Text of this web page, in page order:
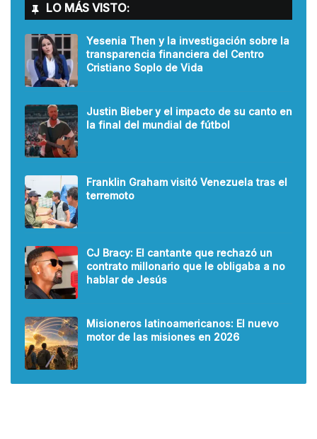
LO MÁS VISTO:
Yesenia Then y la investigación sobre la
transparencia financiera del Centro
Cristiano Soplo de Vida
Justin Bieber y el impacto de su canto en
la final del mundial de fútbol
Franklin Graham visitó Venezuela tras el
terremoto
CJ Bracy: El cantante que rechazó un
contrato millonario que le obligaba a no
hablar de Jesús
Misioneros latinoamericanos: El nuevo
motor de las misiones en 2026